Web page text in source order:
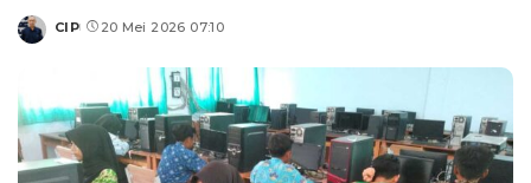
Posted
CIP 20 Mei 2026 07:10